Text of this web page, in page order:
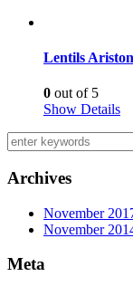
Lentils
0 out of 5
Show Details
Archives
November
November
Meta